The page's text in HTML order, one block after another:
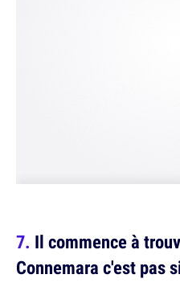
Il commence à
Connemara c'est pas